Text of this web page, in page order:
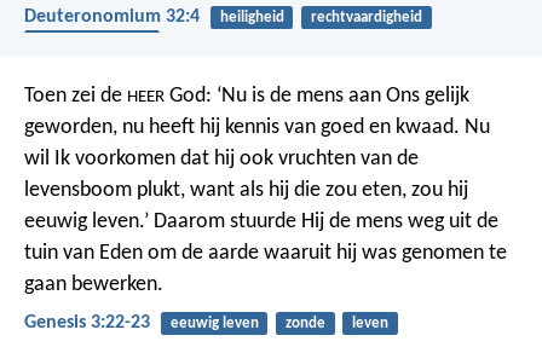
Deuteronomium 32:4 heiligheid
rechtvaardigheid
Toen zei de HEER God: ‘Nu is de mens aan Ons gelijk
geworden, nu heeft hij kennis van goed en kwaad. Nu
wil Ik voorkomen dat hij ook vruchten van de
levensboom plukt, want als hij die zou eten, zou hij
eeuwig leven.’ Daarom stuurde Hij de mens weg uit de
tuin van Eden om de aarde waaruit hij was genomen te
gaan bewerken.
Genesis 3:22-23 eeuwig leven zonde leven